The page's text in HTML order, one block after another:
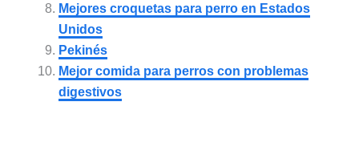
Mejores croquetas para perro en Estados
Unidos
Pekinés
Mejor comida para perros con problemas
digestivos